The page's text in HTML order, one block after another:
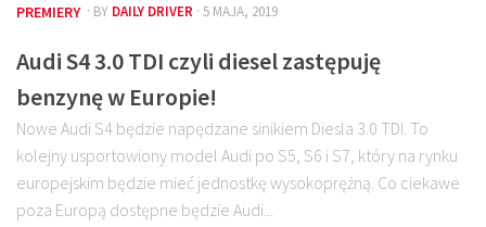
PREMIERY · BY DAILY DRIVER · 5 MAJA, 2019
Audi S4 3.0 TDI czyli diesel zastępuję
benzynę w Europie!
Nowe Audi S4 będzie napędzane sinikiem Diesla 3.0 TDI. To
kolejny usportowiony model Audi po S5, S6 i S7, który na rynku
europejskim będzie mieć jednostkę wysokoprężną. Co ciekawe
poza Europą dostępne będzie Audi...